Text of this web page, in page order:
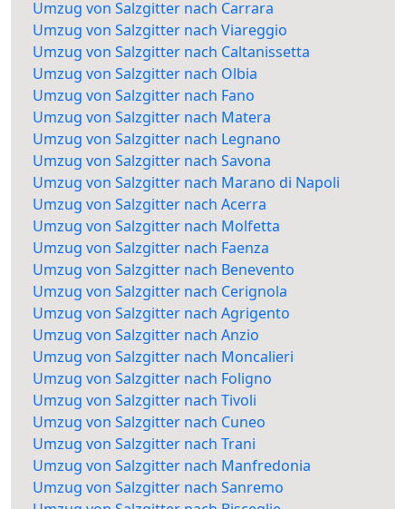
Umzug von Salzgitter nach Carrara
Umzug von Salzgitter nach Viareggio
Umzug von Salzgitter nach Caltanissetta
Umzug von Salzgitter nach Olbia
Umzug von Salzgitter nach Fano
Umzug von Salzgitter nach Matera
Umzug von Salzgitter nach Legnano
Umzug von Salzgitter nach Savona
Umzug von Salzgitter nach Marano di Napoli
Umzug von Salzgitter nach Acerra
Umzug von Salzgitter nach Molfetta
Umzug von Salzgitter nach Faenza
Umzug von Salzgitter nach Benevento
Umzug von Salzgitter nach Cerignola
Umzug von Salzgitter nach Agrigento
Umzug von Salzgitter nach Anzio
Umzug von Salzgitter nach Moncalieri
Umzug von Salzgitter nach Foligno
Umzug von Salzgitter nach Tivoli
Umzug von Salzgitter nach Cuneo
Umzug von Salzgitter nach Trani
Umzug von Salzgitter nach Manfredonia
Umzug von Salzgitter nach Sanremo